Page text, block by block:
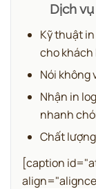
Dịch
Kỹ thuật
cho khách
Nói không
Nhận in
nhanh
Chất
[caption